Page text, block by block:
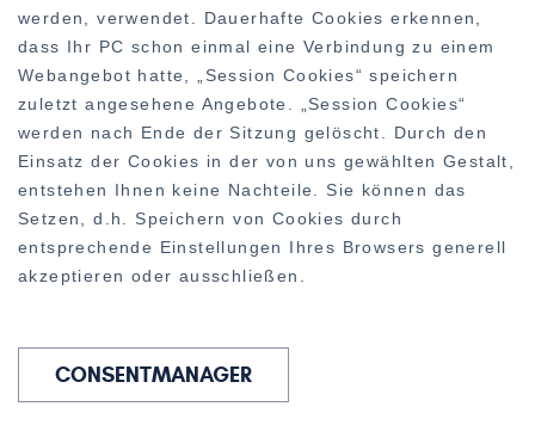
werden, verwendet. Dauerhafte Cookies erkennen,
dass Ihr PC schon einmal eine Verbindung zu einem
Webangebot hatte, „Session Cookies“ speichern
zuletzt angesehene Angebote. „Session Cookies“
werden nach Ende der Sitzung gelöscht. Durch den
Einsatz der Cookies in der von uns gewählten Gestalt,
entstehen Ihnen keine Nachteile. Sie können das
Setzen, d.h. Speichern von Cookies durch
entsprechende Einstellungen Ihres Browsers generell
akzeptieren oder ausschließen.
CONSENTMANAGER